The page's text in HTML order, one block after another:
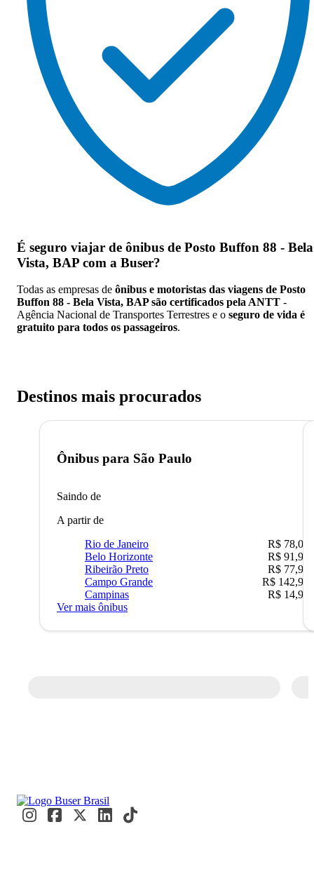
É seguro viajar de ônibus de Posto Buffon 88 - Bela
Vista, BAP com a Buser?
Todas as empresas de ônibus e motoristas das viagens de Posto
Buffon 88 - Bela Vista, BAP são certificados pela ANTT -
Agência Nacional de Transportes Terrestres e o seguro de vida é
gratuito para todos os passageiros.
Destinos mais procurados
Ônibus para São Paulo
Saindo de
A partir de
Rio de Janeiro
R$ 78,02
Belo Horizonte
R$ 91,90
Ribeirão Preto
R$ 77,90
Campo Grande
R$ 142,90
Campinas
R$ 14,90
Ver mais ônibus